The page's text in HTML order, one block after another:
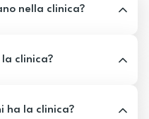
nella clinica?
clinica?
ha la clinica?